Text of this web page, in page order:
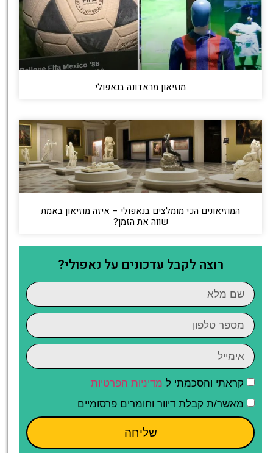
מוזיאון מראדונה בנאפולי
המוזיאונים הכי מומלצים בנאפולי – איזה מוזיאון באמת
שווה את הזמן?
רוצה לקבל עדכונים על נאפולי?
קראתי והסכמתי ל מדיניות הפרטיות
מאשר/ת קבלת דיוור וחומרים פרסומיים
שליחה